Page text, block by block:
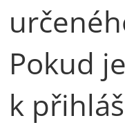
Pokud
k